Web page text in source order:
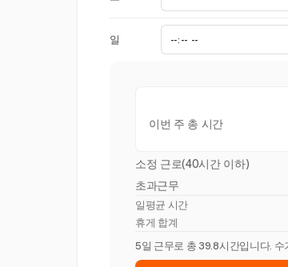
일
이번 주 총 시간
소정 근로(40시간 이하)
초과근무
일평균 시간
휴게 합계
5일 근무로 총 39.8시간입니다.